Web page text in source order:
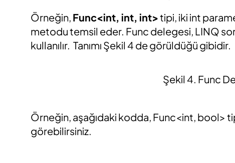
Örneğin, Func<int, int, int>tipi, iki int
metodu temsil eder. Func delegesi, LINQ
kullanılır. Tanımı Şekil 4 de görüldüğü gibidir.
Şekil 4. Func
Örneğin, aşağıdaki kodda, Func<int, bool>
görebilirsiniz.